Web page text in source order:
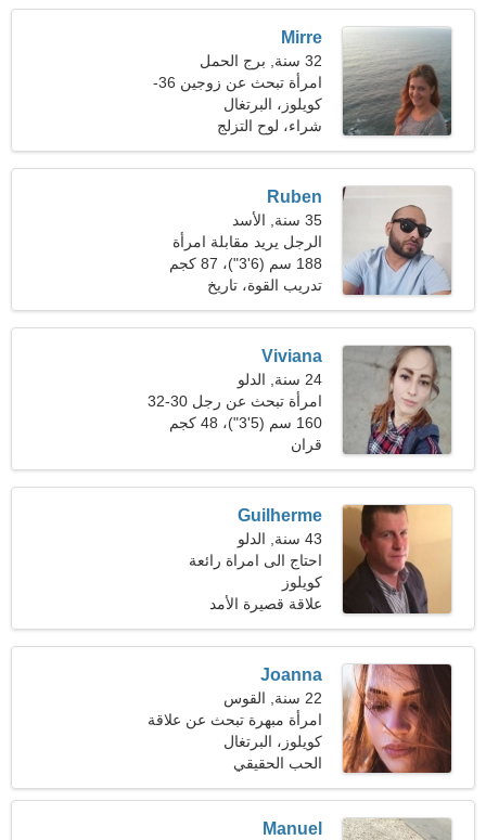
Mirre
32 سنة, برج الحمل
امرأة تبحث عن زوجين 36-
42
كويلوز، البرتغال
شراء، لوح التزلج
Ruben
35 سنة, الأسد
الرجل يريد مقابلة امرأة
188 سم (6'3")، 87 كجم
(191 رطلا)
تدريب القوة، تاريخ
Viviana
24 سنة, الدلو
امرأة تبحث عن رجل 30-32
160 سم (5'3")، 48 كجم
(105 رطل)
قران
Guilherme
43 سنة, الدلو
احتاج الى امراة رائعة
كويلوز
علاقة قصيرة الأمد
Joanna
22 سنة, القوس
امرأة مبهرة تبحث عن علاقة
جدية
كويلوز، البرتغال
الحب الحقيقي
Manuel